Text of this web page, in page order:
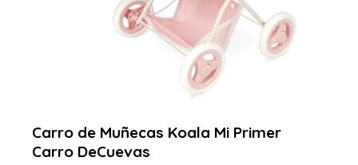
Carro de Muñecas Koala Mi Primer
Carro DeCuevas